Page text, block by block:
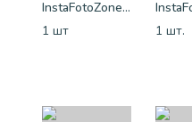
InstaFotoZone-1
1 шт
1 шт.